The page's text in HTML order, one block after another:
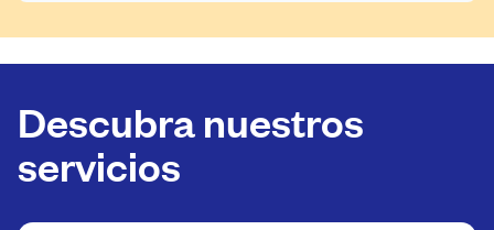
Descubra nuestros
servicios